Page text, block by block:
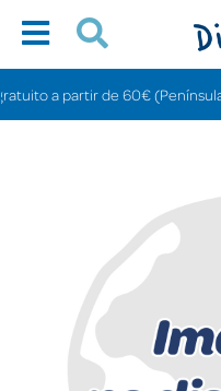
a partir de 60€ (Península).